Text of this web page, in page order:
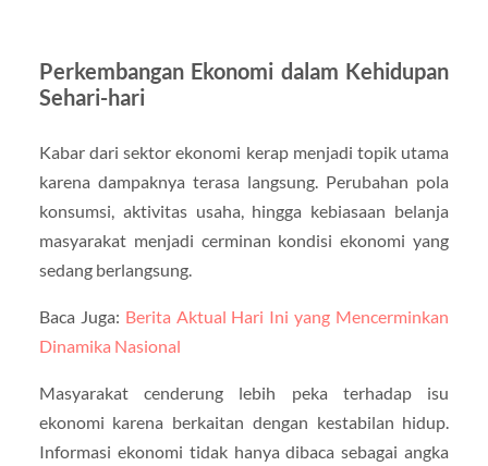
Perkembangan Ekonomi dalam Kehidupan
Sehari-hari
Kabar dari sektor ekonomi kerap menjadi topik utama
karena dampaknya terasa langsung. Perubahan pola
konsumsi, aktivitas usaha, hingga kebiasaan belanja
masyarakat menjadi cerminan kondisi ekonomi yang
sedang berlangsung.
Baca Juga: Berita Aktual Hari Ini yang Mencerminkan
Dinamika Nasional
Masyarakat cenderung lebih peka terhadap isu
ekonomi karena berkaitan dengan kestabilan hidup.
Informasi ekonomi tidak hanya dibaca sebagai angka